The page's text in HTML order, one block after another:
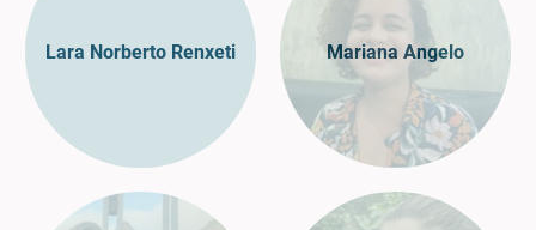
Lara Norberto Renxeti Mariana Angelo